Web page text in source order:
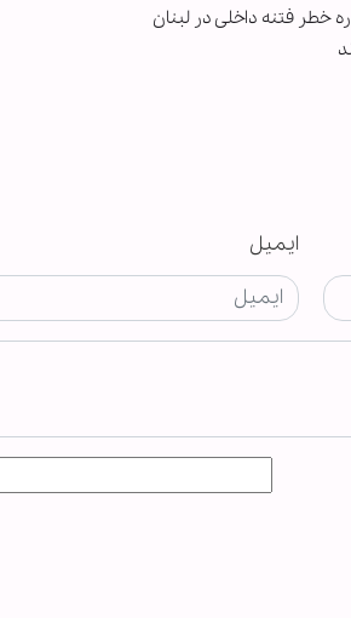
خطر فتنه داخلی در لبنان
ایمیل